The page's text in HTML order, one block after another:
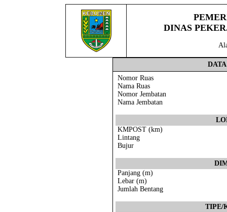
DINAS
Nomor Ruas
Nama Ruas
Nomor Jembatan
Nama Jembatan
KMPOST (km)
Lintang
Bujur
Panjang (m)
Lebar (m)
Jumlah Bentang
TIPE/